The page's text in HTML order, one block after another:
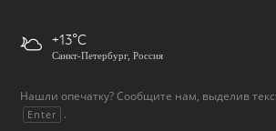
+13
Санкт-Петербург, Россия
Нашли опечатку? Сообщите нам, выделив
Enter .